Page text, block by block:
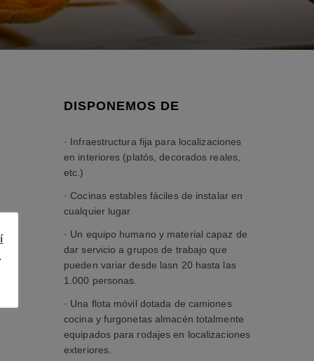
DISPONEMOS DE
· Infraestructura fija para localizaciones
en interiores (platós, decorados reales,
etc.)
· Cocinas estables fáciles de instalar en
cualquier lugar
· Un equipo humano y material capaz de
dar servicio a grupos de trabajo que
pueden variar desde lasn 20 hasta las
1.000 personas.
· Una flota móvil dotada de camiones
cocina y furgonetas almacén totalmente
equipados para rodajes en localizaciones
exteriores.